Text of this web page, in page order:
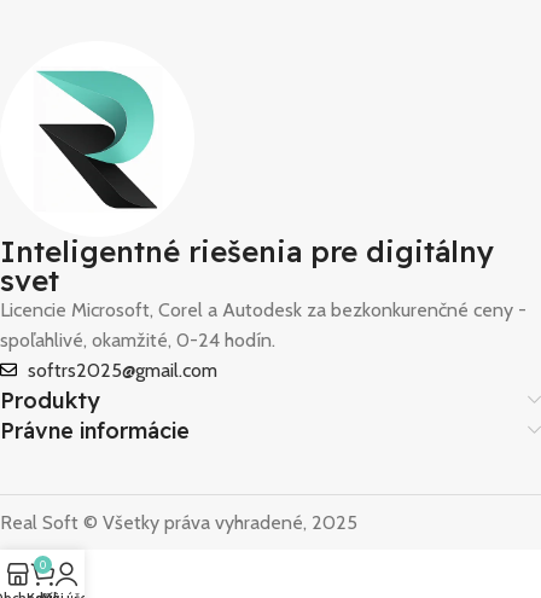
Inteligentné riešenia pre digitálny
svet
Licencie Microsoft, Corel a Autodesk za bezkonkurenčné ceny -
spoľahlivé, okamžité, 0-24 hodín.
softrs2025@gmail.com
Produkty
Právne informácie
Real Soft © Všetky práva vyhradené, 2025
0